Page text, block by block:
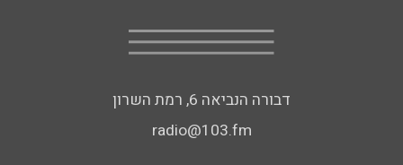
דבורה הנביאה 6, רמת השרון
radio@103.fm